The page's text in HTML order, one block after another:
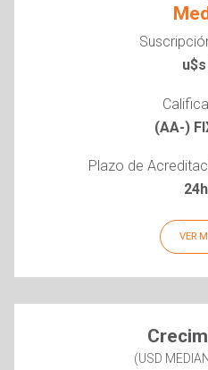
u$s
(AA-)
Plazo de
VER
(USD